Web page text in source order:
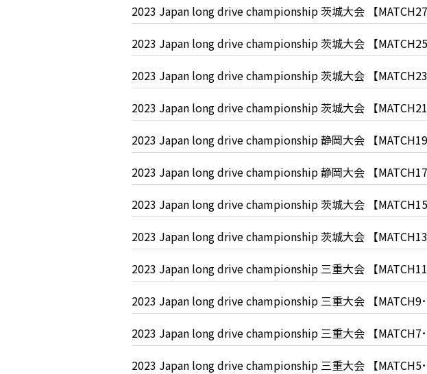
2023 Japan long drive championship 茨城大会 【
2023 Japan long drive championship 茨城大会 【
2023 Japan long drive championship 茨城大会 【
2023 Japan long drive championship 茨城大会 【
2023 Japan long drive championship 静岡大会 【
2023 Japan long drive championship 静岡大会 【
2023 Japan long drive championship 茨城大会 【
2023 Japan long drive championship 茨城大会 【
2023 Japan long drive championship 三重大会 【
2023 Japan long drive championship 三重大会 【MATCH9
2023 Japan long drive championship 三重大会 【MATCH7
2023 Japan long drive championship 三重大会 【MATCH5